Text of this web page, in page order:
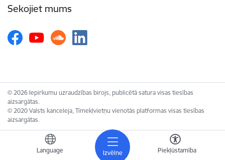
Izvēlne
Language Piekļūstamība
Sekojiet mums
© 2026 Iepirkumu uzraudzības birojs, publicētā satura visas tiesības
aizsargātas.
© 2020 Valsts kanceleja, Tīmekļvietņu vienotās platformas visas tiesības
aizsargātas.